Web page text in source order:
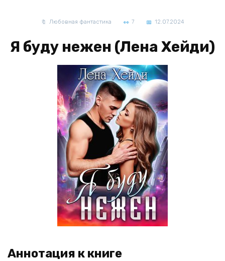
Любовная фантастика 7 12.07.2024
Я буду нежен (Лена Хейди)
Аннотация к книге